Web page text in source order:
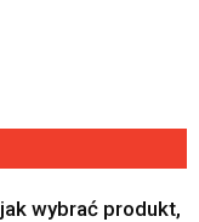
wybrać produkt,